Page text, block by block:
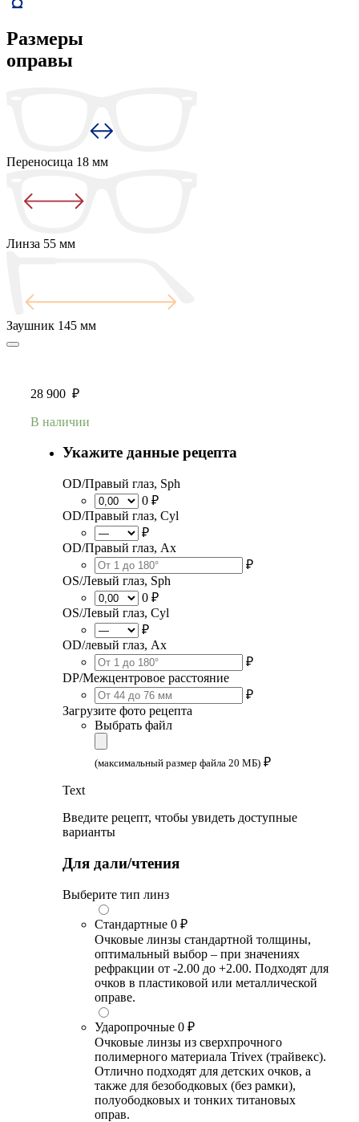
Размеры
оправы
Переносица 18 мм
Линза 55 мм
Заушник 145 мм
28 900 ₽
В наличии
Укажите данные рецепта
OD/Правый глаз, Sph
0 ₽
OD/Правый глаз, Cyl
₽
OD/Правый глаз, Ax
₽
OS/Левый глаз, Sph
0 ₽
OS/Левый глаз, Cyl
₽
OD/левый глаз, Ax
₽
DP/Межцентровое расстояние
₽
Загрузите фото рецепта
Выбрать файл
(максимальный размер файла 20 МБ) ₽
Text
Введите рецепт, чтобы увидеть доступные
варианты
Для дали/чтения
Выберите тип линз
Стандартные 0 ₽
Очковые линзы стандартной толщины,
оптимальный выбор – при значениях
рефракции от -2.00 до +2.00. Подходят для
очков в пластиковой или металлической
оправе.
Ударопрочные 0 ₽
Очковые линзы из сверхпрочного
полимерного материала Trivex (трайвекс).
Отлично подходят для детских очков, а
также для безободковых (без рамки),
полуободковых и тонких титановых
оправ.